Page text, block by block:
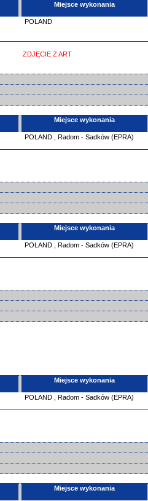
Miejsce wykonania
POLAND
ZDJĘCIE Z ART
Miejsce wykonania
POLAND Radom - Sadków (EPRA)
Miejsce wykonania
POLAND Radom - Sadków (EPRA)
Miejsce wykonania
POLAND Radom - Sadków (EPRA)
Miejsce wykonania